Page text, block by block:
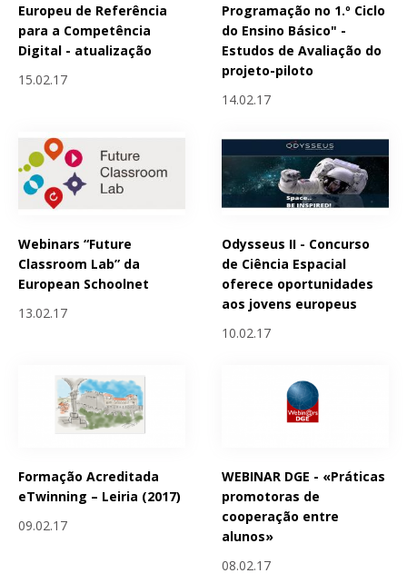
Europeu de Referência
para a Competência
Digital - atualização
15.02.17
Programação no 1.º Ciclo
do Ensino Básico" -
Estudos de Avaliação do
projeto-piloto
14.02.17
Webinars “Future
Classroom Lab” da
European Schoolnet
13.02.17
Odysseus II - Concurso
de Ciência Espacial
oferece oportunidades
aos jovens europeus
10.02.17
Formação Acreditada
eTwinning – Leiria (2017)
09.02.17
WEBINAR DGE - «Práticas
promotoras de
cooperação entre
alunos»
08.02.17